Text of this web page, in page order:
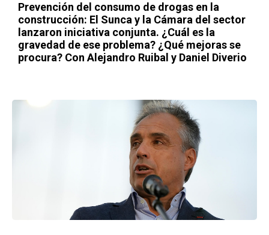
Prevención del consumo de drogas en la
construcción: El Sunca y la Cámara del sector
lanzaron iniciativa conjunta. ¿Cuál es la
gravedad de ese problema? ¿Qué mejoras se
procura? Con Alejandro Ruibal y Daniel Diverio